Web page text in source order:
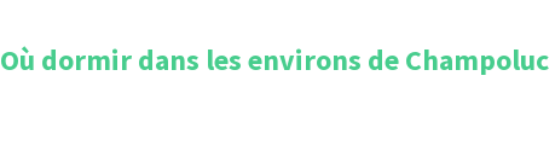
Où dormir dans les environs deChampoluc